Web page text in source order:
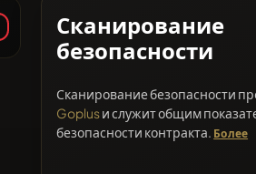
Сканирование
безопасности
Сканирование безопасности
Goplusи служит общим
безопасности контракта. Более